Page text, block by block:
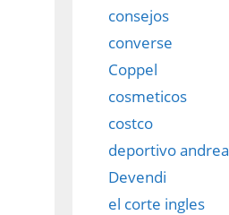
consejos
converse
Coppel
cosmeticos
costco
deportivo andrea
Devendi
el corte ingles